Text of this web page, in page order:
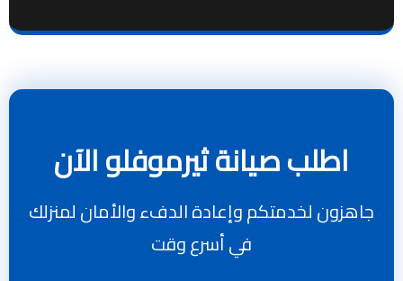
اطلب صيانة ثيرموفلو الآن
جاهزون لخدمتكم وإعادة الدفء والأمان لمنزلك
في أسرع وقت